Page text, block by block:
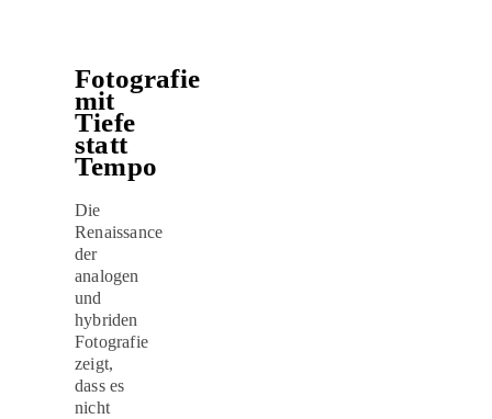
Fotografie
mit
Tiefe
statt
Tempo
Die
Renaissance
der
analogen
und
hybriden
Fotografie
zeigt,
dass es
nicht